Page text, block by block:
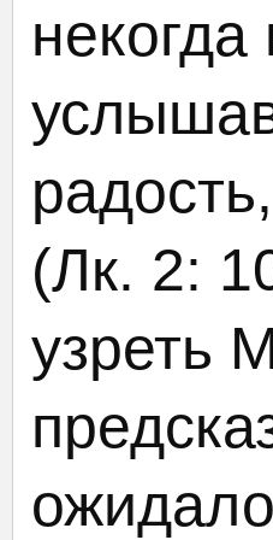
(Лк. 2:
узреть